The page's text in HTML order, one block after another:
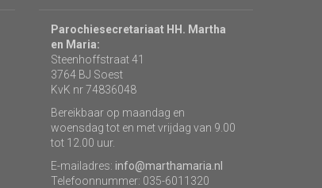
Parochiesecretariaat HH. Martha
en Maria:
Steenhoffstraat 41
3764 BJ Soest
KvK nr 74836048
Bereikbaar op maandag en
woensdag tot en met vrijdag van 9.00
tot 12.00 uur.
E-mailadres: info@marthamaria.nl
Telefoonnummer: 035-6011320